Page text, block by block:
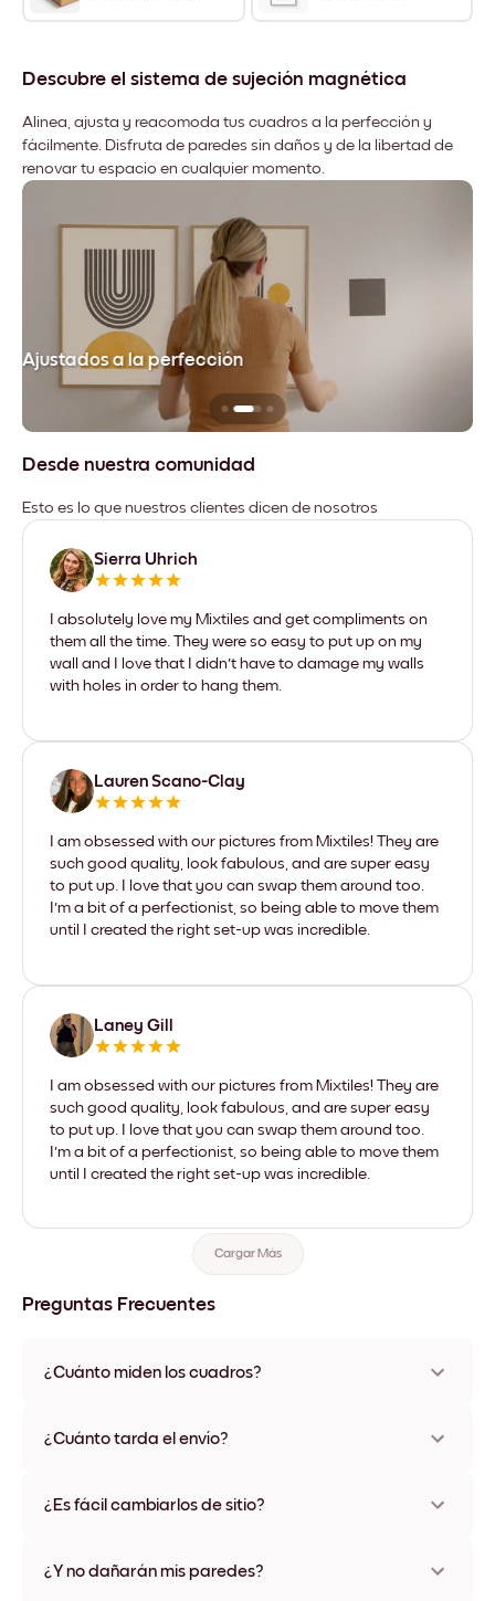
Descubre el sistema de sujeción magnética
Alinea, ajusta y reacomoda tus cuadros a la perfección y
fácilmente. Disfruta de paredes sin daños y de la libertad de
renovar tu espacio en cualquier momento.
Ajustados a la perfección
Desde nuestra comunidad
Esto es lo que nuestros clientes dicen de nosotros
Sierra Uhrich
I absolutely love my Mixtiles and get compliments on
them all the time. They were so easy to put up on my
wall and I love that I didn't have to damage my walls
with holes in order to hang them.
Lauren Scano-Clay
I am obsessed with our pictures from Mixtiles! They are
such good quality, look fabulous, and are super easy
to put up. I love that you can swap them around too.
I'm a bit of a perfectionist, so being able to move them
until I created the right set-up was incredible.
Laney Gill
I am obsessed with our pictures from Mixtiles! They are
such good quality, look fabulous, and are super easy
to put up. I love that you can swap them around too.
I'm a bit of a perfectionist, so being able to move them
until I created the right set-up was incredible.
Cargar Más
Preguntas Frecuentes
¿Cuánto miden los cuadros?
varios materiales y colores de marco, incluidas opciones sin
¿Cuánto tarda el envío?
disponibles en algunos países. Te enviaremos un número de
¿Es fácil cambiarlos de sitio?
ningún daño
¿Y no dañarán mis paredes?